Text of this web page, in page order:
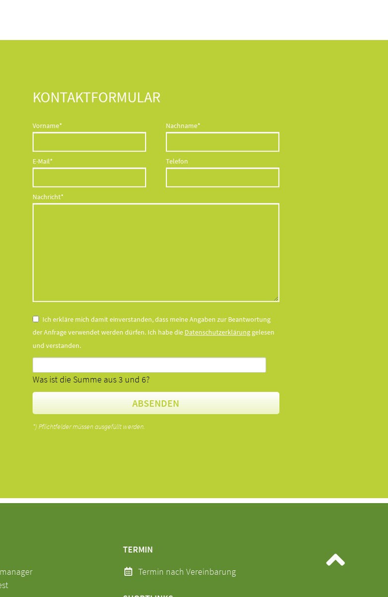
KONTAKTFORMULAR
Pflichtfeld
Vorname* Pflichtfeld
Nachname*
Pflichtfeld
E-Mail* Telefon
Pflichtfeld
Nachricht*
Ich erkläre mich damit einverstanden, dass meine Angaben zur Beantwortung
der Anfrage verwendet werden dürfen. Ich habe die Datenschutzerklärunggelesen
und verstanden.
Was ist die Summe aus 3 und 6?
ABSENDEN
*) Pflichtfelder müssen ausgefüllt werden.
TERMIN
Termin nach Vereinbarung